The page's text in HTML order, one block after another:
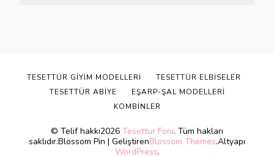
© Telif hakkı2026 Tesettur Foni. Tüm hakları
saklıdır.Blossom Pin | GeliştirenBlossom Themes.Altyapı
WordPress.
TESETTÜR GIYIM MODELLERI
TESETTÜR ELBISELER
TESETTÜR ABIYE
EŞARP-ŞAL MODELLERI
KOMBINLER